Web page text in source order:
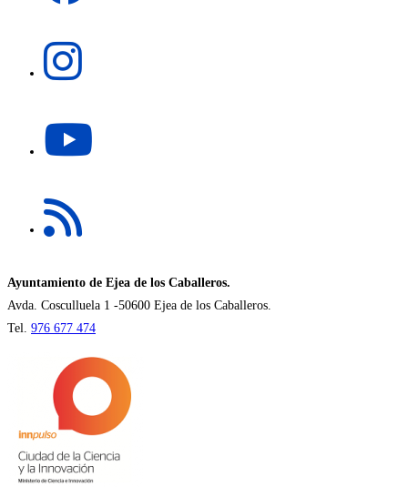
abre
nueva
pestaña
en
nueva
pestaña
Ayuntamiento de Ejea de los Caballeros.
Avda. Cosculluela 1 -50600 Ejea de los Caballeros.
Tel. 976 677 474